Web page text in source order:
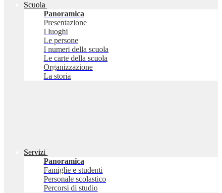
Scuola
Panoramica
Presentazione
I luoghi
Le persone
I numeri della scuola
Le carte della scuola
Organizzazione
La storia
Servizi
Panoramica
Famiglie e studenti
Personale scolastico
Percorsi di studio